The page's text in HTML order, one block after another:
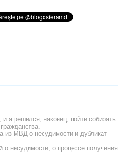
и я решился, наконец, пойти собирать
из МВД о несудимости и дубликат
о несудимости, о процессе получения